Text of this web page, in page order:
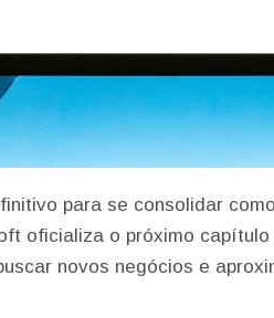
para se consolidar
oficializa o próximo
novos negócios e